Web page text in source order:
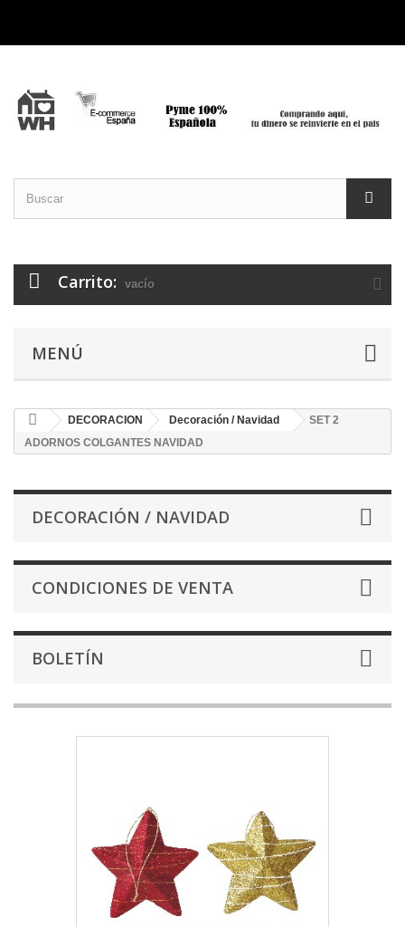
Carrito: vacío
MENÚ
DECORACION Decoración / Navidad
SET 2
ADORNOS COLGANTES NAVIDAD
DECORACIÓN / NAVIDAD
CONDICIONES DE VENTA
BOLETÍN